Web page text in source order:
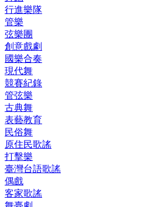
行進樂隊
管樂
弦樂團
創意戲劇
國樂合奏
現代舞
競賽紀錄
管弦樂
古典舞
表藝教育
民俗舞
原住民歌謠
打擊樂
臺灣台語歌謠
偶戲
客家歌謠